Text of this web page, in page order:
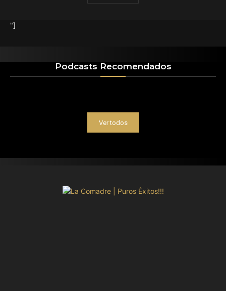
"]
Podcasts Recomendados
Ver todos